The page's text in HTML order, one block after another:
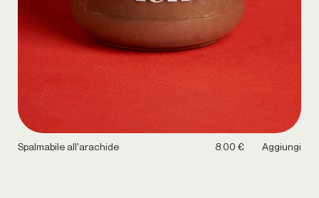
Spalmabile all'arachide 8.00 € Aggiungi